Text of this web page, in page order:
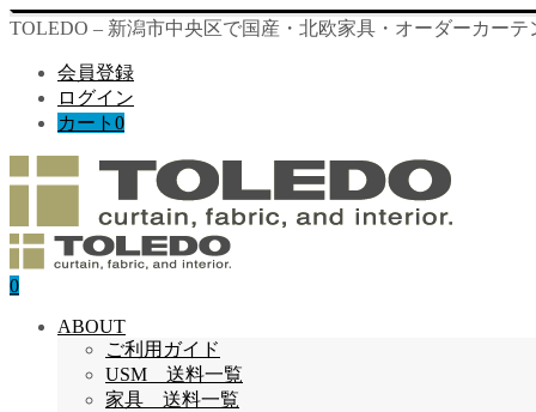
TOLEDO – 新潟市中央区で国産・北欧家具・オーダーカーテ
会員登録
ログイン
カート 0
0
ABOUT
ご利用ガイド
USM 送料一覧
家具 送料一覧